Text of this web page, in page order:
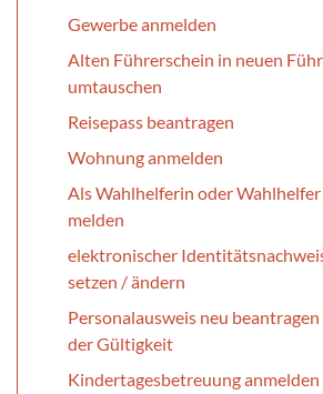
Gewerbe anmelden
Alten Führerschein in neuen
umtauschen
Reisepass beantragen
Wohnung anmelden
Als Wahlhelferin oder
melden
elektronischer
setzen / ändern
Personalausweis neu
der Gültigkeit
Kindertagesbetreuung anmelden